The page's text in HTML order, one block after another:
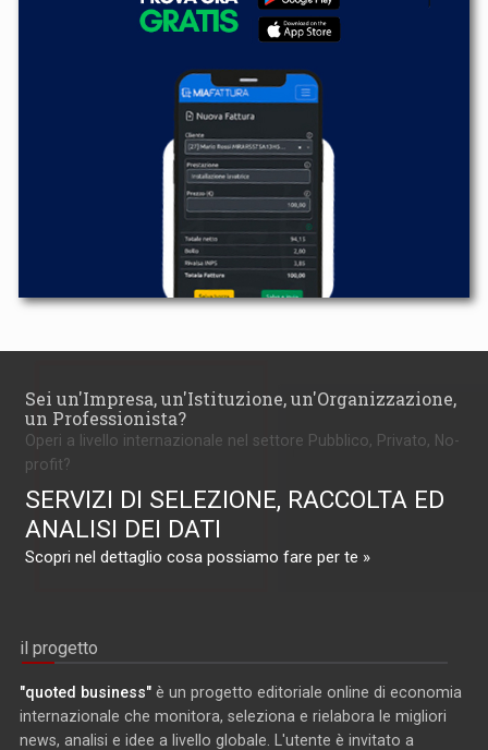
Sei un'Impresa, un'Istituzione, un'Organizzazione,
un Professionista?
Operi a livello internazionale nel settore Pubblico, Privato, No-
profit?
SERVIZI DI SELEZIONE, RACCOLTA ED
ANALISI DEI DATI
Scopri nel dettaglio cosa possiamo fare per te »
il progetto
"quoted business" è un progetto editoriale online di economia
internazionale che monitora, seleziona e rielabora le migliori
news, analisi e idee a livello globale. L'utente è invitato a